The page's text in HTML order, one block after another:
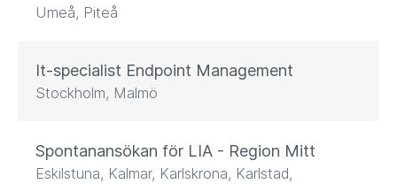
Umeå, Piteå
It-specialist Endpoint Management
Stockholm, Malmö
Spontanansökan för LIA - Region Mitt
Eskilstuna, Kalmar, Karlskrona, Karlstad,